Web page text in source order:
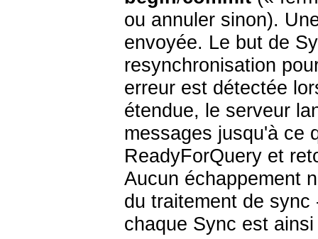
ou annuler sinon).
envoyée. Le but de
resynchronisation
erreur est détectée
étendue, le serveur
messages jusqu'à ce
ReadyForQuery et
Aucun échappement
du traitement de
chaque Sync est